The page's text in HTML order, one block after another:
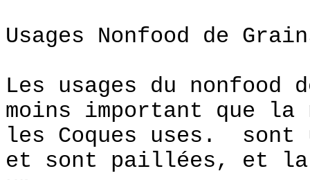
Usages Nonfood de
Les usages du nonfood
moins important que
les Coques uses. sont
et sont paillées, et la